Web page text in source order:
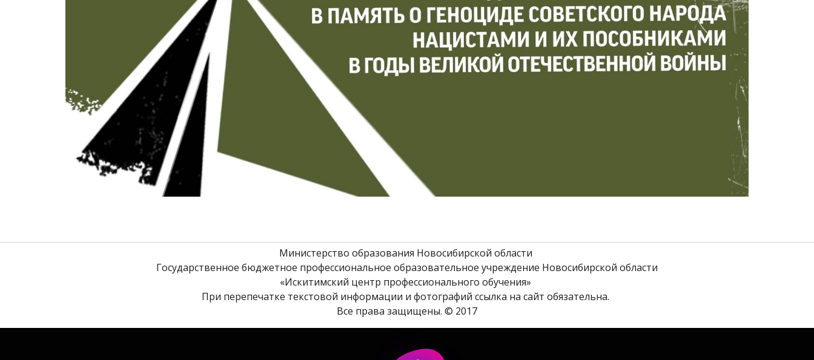
Министерство образования Новосибирской области
Государственное бюджетное профессиональное образовательное учреждение Новосибирской области
«Искитимский центр профессионального обучения»
При перепечатке текстовой информации и фотографий ссылка на сайт обязательна.
Все права защищены. © 2017